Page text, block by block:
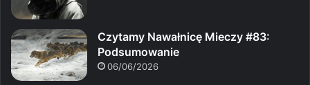
Czytamy Nawałnicę Mieczy #83:
Podsumowanie
06/06/2026